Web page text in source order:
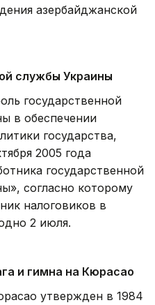
азербайджанской
службы Украины
государственной
в обеспечении
государства,
2005 года
государственной
согласно которому
налоговиков в
2 июля.
и гимна на Кюрасао
утвержден в 1984